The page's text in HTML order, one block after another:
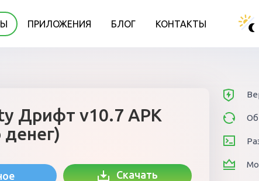
ПРИЛОЖЕНИЯ БЛОГ КОНТАКТЫ
Дрифт v10.7 APK
Скачать